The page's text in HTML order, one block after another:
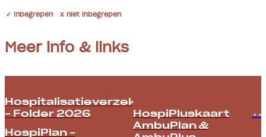
✓ inbegrepen x niet inbegrepen
Meer info & links
Hospitalisatieverzekeringen
– Folder 2026
HospiPluskaart
HospiPlan –
AmbuPlan &